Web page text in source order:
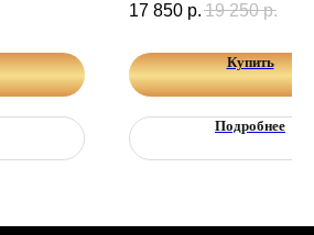
17 850 р. 19 250 р.
Купить
Подробнее